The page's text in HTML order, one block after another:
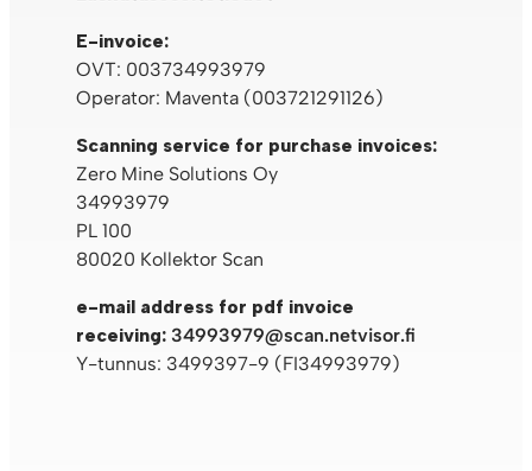
E-invoice:
OVT: 003734993979
Operator: Maventa (003721291126)
Scanning service for purchase invoices:
Zero Mine Solutions Oy
34993979
PL 100
80020 Kollektor Scan
e-mail address for pdf invoice
receiving: 34993979@scan.netvisor.fi
Y-tunnus: 3499397-9 (FI34993979)